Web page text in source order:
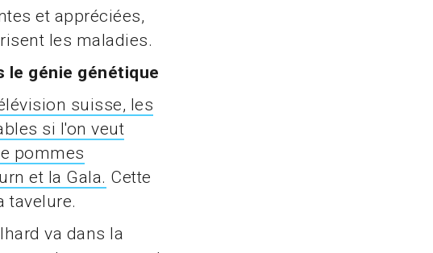
et appréciées,
les maladies.
le génie génétique
suisse, les
si l'on veut
pommes
et la Gala. Cette
tavelure.
va dans la